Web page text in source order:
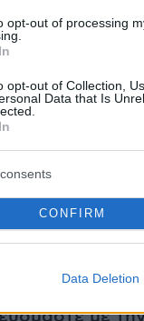
opt-out of processing
opt-out of Collection,
Data that Is
CONFIRM
Data Deletion
Γλυφάδας
και το
το
σε